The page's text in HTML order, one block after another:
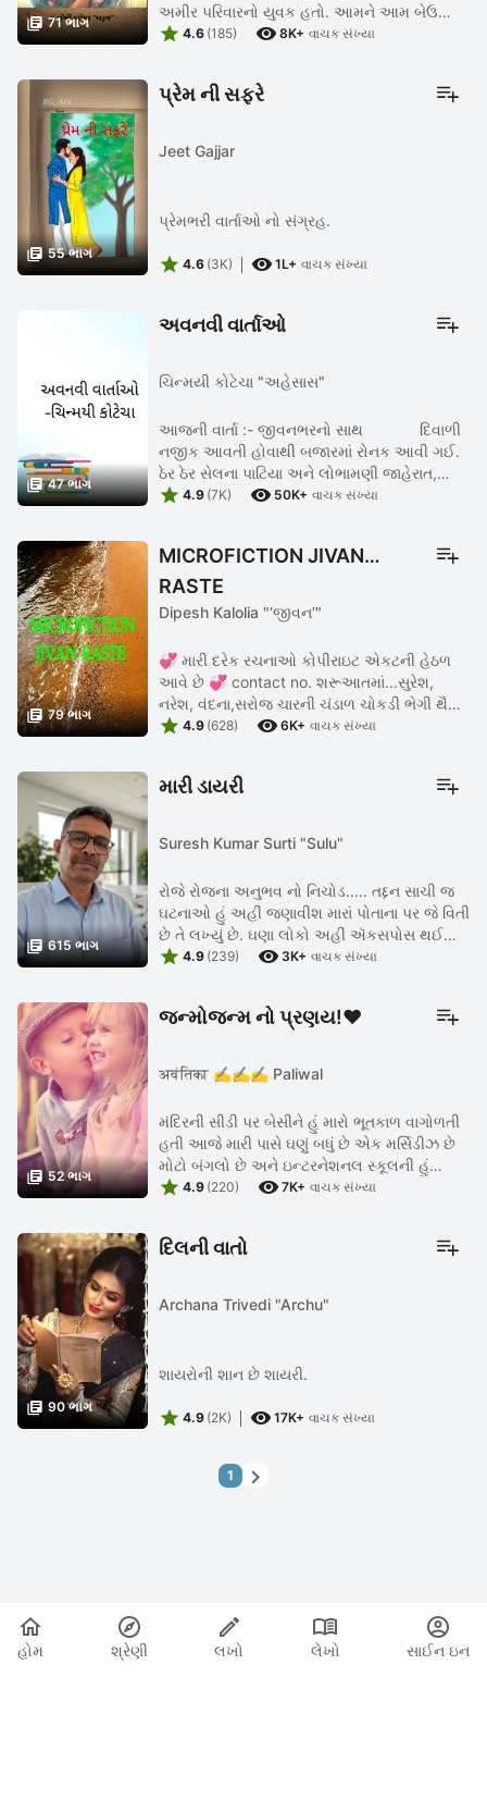
 71 ભાગ
અમીર પરિવારનો યુવક હતો. આમને આમ બેઉ
યુવાન થઈ ગયા,ભૂમિએ સરકારી કોલેજમાં એડમિન
 4.6 (185)  8K+ વાચક સંખ્યા
 55 ભાગ
પ્રેમ ની સફરે
Jeet Gajjar
પ્રેમભરી વાર્તાઓ નો સંગ્રહ.
 4.6 (3K)  1L+ વાચક સંખ્યા
 47 ભાગ
અવનવી વાર્તાઓ
ચિન્મયી કોટેચા "અહેસાસ"
આજની વાર્તા :- જીવનભરનો સાથ દિવાળી
નજીક આવતી હોવાથી બજારમાં રોનક આવી ગઈ.
ઠેર ઠેર સેલના પાટિયા અને લોભામણી જાહેરાત,
કમિશન નામે થતી ખુલેઆમ છેતરપિંડી. છતાંય લોકો
 4.9 (7K)  50K+ વાચક સંખ્યા
 79 ભાગ
MICROFICTION JIVAN
RASTE
Dipesh Kalolia "‘જીવન’"
💞 મારી દરેક રચનાઓ કોપીરાઇટ એકટની હેઠળ
આવે છે 💞 contact no. શરૂઆતમાં...સુરેશ,
નરેશ, વંદના,સરોજ ચારની ચંડાળ ચોકડી ભેગી થૈ
હતી. જુના સંસ્મરણો યાદ કરતાં હતા. કેવા આપણે
 4.9 (628)  6K+ વાચક સંખ્યા
 615 ભાગ
મારી ડાયરી
Suresh Kumar Surti "Sulu"
રોજે રોજના અનુભવ નો નિચોડ..... તદ્દન સાચી જ
ઘટનાઓ હું અહીં ‌જણાવીશ મારાં પોતાના પર જે વિતી
છે તે લખ્યું છે. ઘણા લોકો અહીં ઍકસપોસ થઈ
શકે છે. લખવાનું શરૂ કર્યું હતું નાનપણથી જ મારી
 4.9 (239)  3K+ વાચક સંખ્યા
 52 ભાગ
જન્મોજન્મ નો પ્રણય!❤️
अवंतिका ✍️✍️✍️ Paliwal
મંદિરની સીડી પર બેસીને હું મારો ભૂતકાળ વાગોળતી
હતી ‌આજે મારી પાસે ઘણું બધું છે એક મર્સિડીઝ છે
મોટો બંગલો છે અને ઇન્ટરનેશનલ સ્કૂલની હું
ડિરેક્ટર છું પૈસાની તો કોઈ જ કમી નથી કમી રહી
 4.9 (220)  7K+ વાચક સંખ્યા
 90 ભાગ
દિલની વાતો
Archana Trivedi "Archu"
શાયરોની શાન છે શાયરી.
 4.9 (2K)  17K+ વાચક સંખ્યા
1 
હોમ શ્રેણી લખો લેખો સાઈન ઇન